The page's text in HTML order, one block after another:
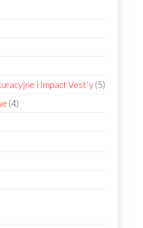
i Impact Vest'y 55
44